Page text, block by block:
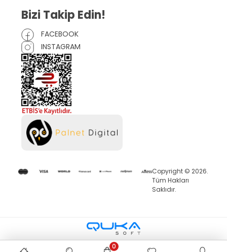
Bizi Takip Edin!
FACEBOOK
INSTAGRAM
Copyright © 2026.
Tüm Hakları
Saklıdır.
0